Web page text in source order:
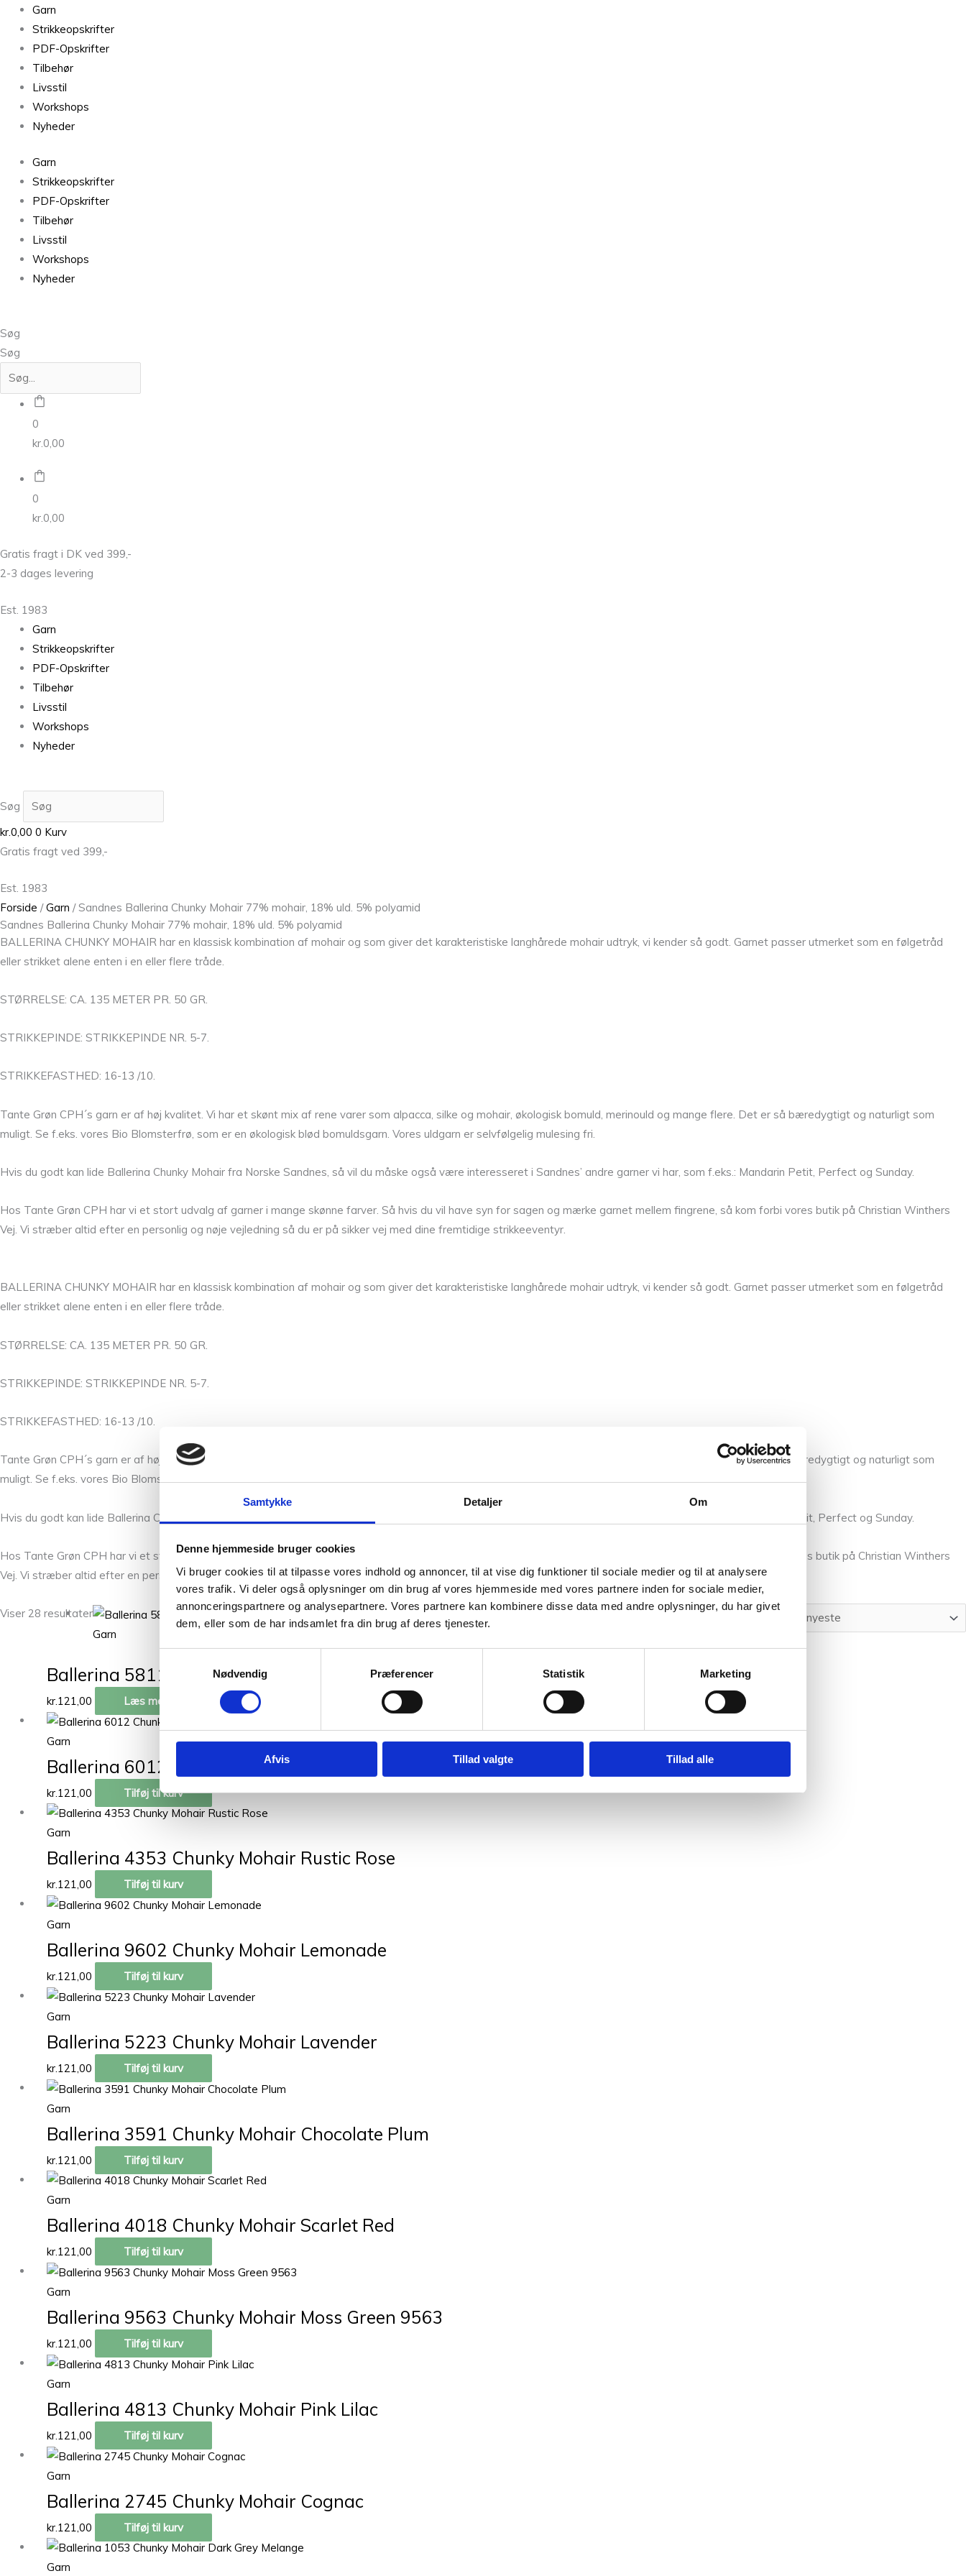
Samtykke Detaljer Om
Denne hjemmeside bruger cookies
Vi bruger cookies til at tilpasse vores indhold og annoncer, til at vise dig funktioner til sociale medier og til at analysere
vores trafik. Vi deler også oplysninger om din brug af vores hjemmeside med vores partnere inden for sociale medier,
annonceringspartnere og analysepartnere. Vores partnere kan kombinere disse data med andre oplysninger, du har givet
dem, eller som de har indsamlet fra din brug af deres tjenester.
Nødvendig
Præferencer Statistik Marketing
Afvis Tillad valgte Tillad alle
Garn
Strikkeopskrifter
PDF-Opskrifter
Tilbehør
Livsstil
Workshops
Nyheder
Garn
Strikkeopskrifter
PDF-Opskrifter
Tilbehør
Livsstil
Workshops
Nyheder
Søg
Søg
0
kr.0,00
0
kr.0,00
Gratis fragt i DK ved 399,-
2-3 dages levering
Est. 1983
Garn
Strikkeopskrifter
PDF-Opskrifter
Tilbehør
Livsstil
Workshops
Nyheder
Søg
kr.0,00 0 Kurv
Gratis fragt ved 399,-
Est. 1983
Forside /Garn / Sandnes Ballerina Chunky Mohair 77% mohair, 18% uld. 5% polyamid
Sandnes Ballerina Chunky Mohair 77% mohair, 18% uld. 5% polyamid
BALLERINA CHUNKY MOHAIR har en klassisk kombination af mohair og som giver det karakteristiske langhårede mohair udtryk, vi kender så godt. Garnet passer utmerket som en følgetråd
eller strikket alene enten i en eller flere tråde.
STØRRELSE: CA. 135 METER PR. 50 GR.
STRIKKEPINDE: STRIKKEPINDE NR. 5-7.
STRIKKEFASTHED: 16-13 /10.
Tante Grøn CPH´s garn er af høj kvalitet. Vi har et skønt mix af rene varer som alpacca, silke og mohair, økologisk bomuld, merinould og mange flere. Det er så bæredygtigt og naturligt som
muligt. Se f.eks. vores Bio Blomsterfrø, som er en økologisk blød bomuldsgarn. Vores uldgarn er selvfølgelig mulesing fri.
Hvis du godt kan lide Ballerina Chunky Mohair fra Norske Sandnes, så vil du måske også være interesseret i Sandnes’ andre garner vi har, som f.eks.: Mandarin Petit, Perfect og Sunday.
Hos Tante Grøn CPH har vi et stort udvalg af garner i mange skønne farver. Så hvis du vil have syn for sagen og mærke garnet mellem fingrene, så kom forbi vores butik på Christian Winthers
Vej. Vi stræber altid efter en personlig og nøje vejledning så du er på sikker vej med dine fremtidige strikkeeventyr.
BALLERINA CHUNKY MOHAIR har en klassisk kombination af mohair og som giver det karakteristiske langhårede mohair udtryk, vi kender så godt. Garnet passer utmerket som en følgetråd
eller strikket alene enten i en eller flere tråde.
STØRRELSE: CA. 135 METER PR. 50 GR.
STRIKKEPINDE: STRIKKEPINDE NR. 5-7.
STRIKKEFASTHED: 16-13 /10.
Tante Grøn CPH´s garn er af høj kvalitet. Vi har et skønt mix af rene varer som alpacca, silke og mohair, økologisk bomuld, merinould og mange flere. Det er så bæredygtigt og naturligt som
muligt. Se f.eks. vores Bio Blomsterfrø, som er en økologisk blød bomuldsgarn. Vores uldgarn er selvfølgelig mulesing fri.
Hvis du godt kan lide Ballerina Chunky Mohair fra Norske Sandnes, så vil du måske også være interesseret i Sandnes’ andre garner vi har, som f.eks.: Mandarin Petit, Perfect og Sunday.
Hos Tante Grøn CPH har vi et stort udvalg af garner i mange skønne farver. Så hvis du vil have syn for sagen og mærke garnet mellem fingrene, så kom forbi vores butik på Christian Winthers
Vej. Vi stræber altid efter en personlig og nøje vejledning så du er på sikker vej med dine fremtidige strikkeeventyr.
Viser 28 resultater
efter
seneste
Udsolgt
Garn
Ballerina 5811 Chunky Mohair Arctic Ice
kr.121,00 Læs mere
Garn
Ballerina 6012 Chunky Mohair Summer Sky
kr. 121,00 Tilføj til kurv
Garn
Ballerina 4353 Chunky Mohair Rustic Rose
kr.121,00 Tilføj til kurv
Garn
Ballerina 9602 Chunky Mohair Lemonade
kr.121,00 Tilføj til kurv
Garn
Ballerina 5223 Chunky Mohair Lavender
kr.121,00 Tilføj til kurv
Garn
Ballerina 3591 Chunky Mohair Chocolate Plum
kr. 121,00 Tilføj til kurv
Garn
Ballerina 4018 Chunky Mohair Scarlet Red
kr.121,00 Tilføj til kurv
Garn
Ballerina 9563 Chunky Mohair Moss Green 9563
kr.121,00 Tilføj til kurv
Garn
Ballerina 4813 Chunky Mohair Pink Lilac
kr.121,00 Tilføj til kurv
Garn
Ballerina 2745 Chunky Mohair Cognac
kr. 121,00 Tilføj til kurv
Garn